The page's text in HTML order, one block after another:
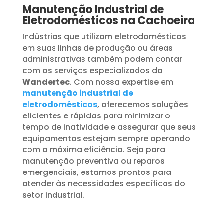
Manutenção Industrial de
Eletrodomésticos na Cachoeira
Indústrias que utilizam eletrodomésticos
em suas linhas de produção ou áreas
administrativas também podem contar
com os serviços especializados da
Wandertec. Com nossa expertise em
manutenção industrial de
eletrodomésticos, oferecemos soluções
eficientes e rápidas para minimizar o
tempo de inatividade e assegurar que seus
equipamentos estejam sempre operando
com a máxima eficiência. Seja para
manutenção preventiva ou reparos
emergenciais, estamos prontos para
atender às necessidades específicas do
setor industrial.